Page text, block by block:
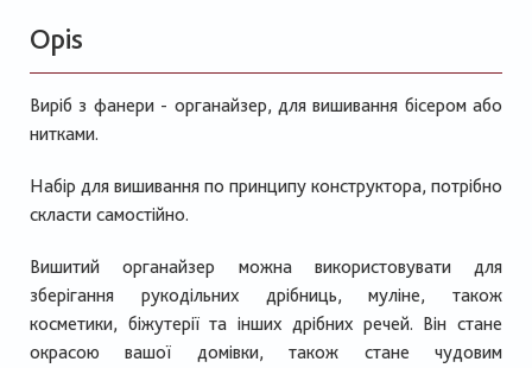
Opis
Виріб з фанери - органайзер, для вишивання бісером або
нитками.
Набір для вишивання по принципу конструктора, потрібно
скласти самостійно.
Вишитий органайзер можна використовувати для
зберігання рукодільних дрібниць, муліне, також
косметики, біжутерії та інших дрібних речей. Він стане
окрасою вашої домівки, також стане чудовим